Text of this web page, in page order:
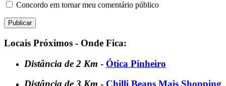
Concordo em tornar meu comentário público
Locais Próximos - Onde Fica:
Distância de 2 Km - Ótica Pinheiro